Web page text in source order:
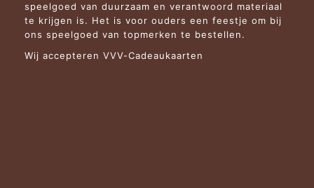
speelgoed van duurzaam en verantwoord materiaal
te krijgen is. Het is voor ouders een feestje om bij
ons speelgoed van topmerken te bestellen.
Wij accepteren VVV-Cadeaukaarten